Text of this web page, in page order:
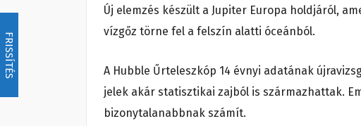
FRISSÍTÉS
Új elemzés készült a Jupiter Europa holdjáról,
vízgőz törne fel a felszín alatti óceánból.
A Hubble Űrteleszkóp 14 évnyi adatának
jelek akár statisztikai zajból is származhattak.
bizonytalanabbnak számít.